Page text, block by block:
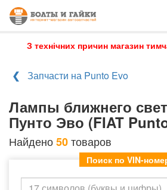
З технічних причин магазин
Запчасти на Punto Evo
Лампы ближнего
Пунто Эво (FIAT
Найдено50товаров
Поиск по VIN-